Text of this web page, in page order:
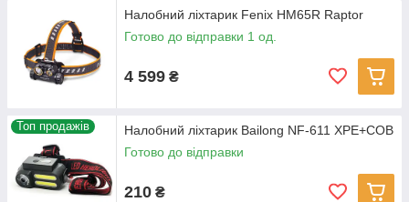
Налобний ліхтарик Fenix HM65R Raptor
Готово до відправки 1 од.
4 599 ₴
Топ продажів
Налобний ліхтарик Bailong NF-611 XPE+COB
Готово до відправки
210 ₴